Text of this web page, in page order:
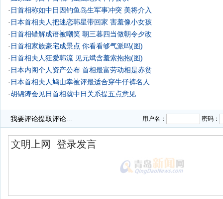
· 日首相称如中日因钓鱼岛生军事冲突 美将介入
· 日本首相夫人把迷恋韩星带回家 害羞像小女孩
· 日首相错解成语被嘲笑 朝三暮四当做朝令夕改
· 日首相家族豪宅成景点 你看看够气派吗(图)
· 日首相夫人狂爱韩流 见元斌含羞索抱抱(图)
· 日本内阁个人资产公布 首相最富劳动相是赤贫
· 日本首相夫人鸠山幸被评最适合穿牛仔裤名人
·胡锦涛会见日首相就中日关系提五点意见
我要评论提取评论... 用户名： 密码：